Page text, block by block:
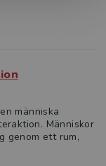
människa
Människor
genom ett rum,